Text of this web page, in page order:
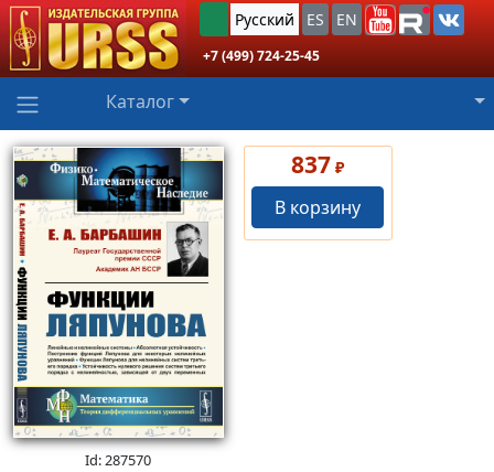
Русский ES EN
+7 (499) 724-25-45
Каталог
Id: 287570
837 ₽
В корзину